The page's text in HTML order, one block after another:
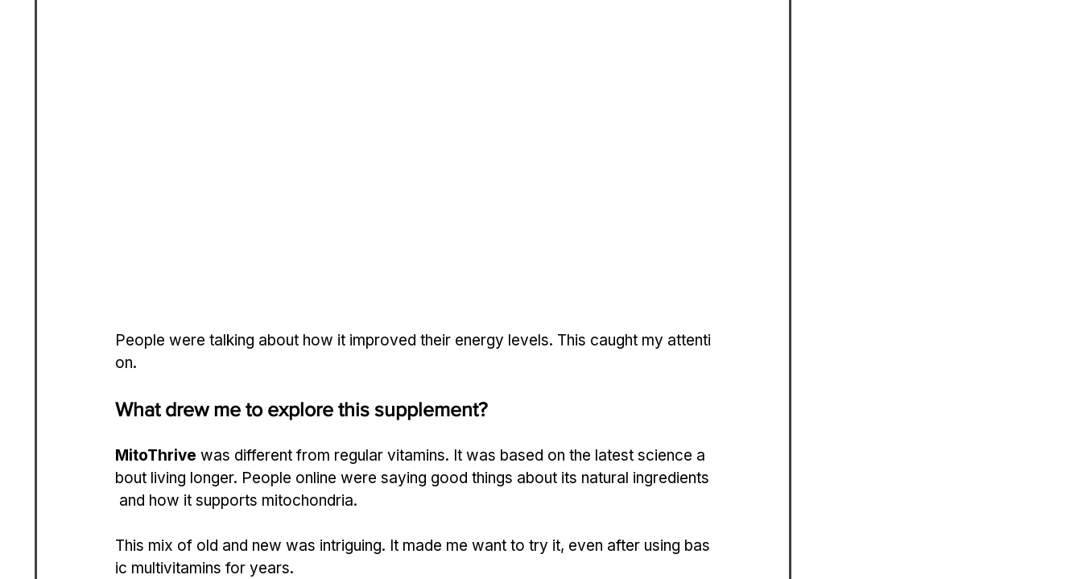
People were talking about how it improved their energy levels. This caught my attenti
on.
What drew me to explore this supplement?
MitoThrive was different from regular vitamins. It was based on the latest science a
bout living longer. People online were saying good things about its natural ingredients
and how it supports mitochondria.
This mix of old and new was intriguing. It made me want to try it, even after using bas
ic multivitamins for years.